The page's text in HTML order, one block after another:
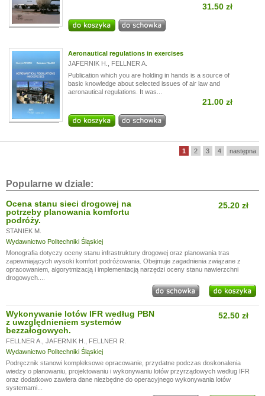
31.50 zł
Aeronautical regulations in exercises
JAFERNIK H.
FELLNER A.
Publication which you are holding in hands is a source of
basic knowledge about selected issues of air law and
aeronautical regulations. It was...
21.00 zł
1 2 3 4 następna
Popularne w dziale:
Ocena stanu sieci drogowej na
potrzeby planowania komfortu
podróży.
STANIEK M.
Wydawnictwo Politechniki Śląskiej
25.20 zł
Monografia dotyczy oceny stanu infrastruktury drogowej oraz planowania tras
zapewniających wysoki komfort podróżowania. Obejmuje zagadnienia związane z
opracowaniem, algorytmizacją i implementacją narzędzi oceny stanu nawierzchni
drogowych....
Wykonywanie lotów IFR według PBN
z uwzględnieniem systemów
bezzałogowych.
FELLNER A. JAFERNIK H.
FELLNER R.
Wydawnictwo Politechniki Śląskiej
52.50 zł
Podręcznik stanowi kompleksowe opracowanie, przydatne podczas doskonalenia
wiedzy o planowaniu, projektowaniu i wykonywaniu lotów przyrządowych według IFR
oraz dodatkowo zawiera dane niezbędne do operacyjnego wykonywania lotów
systemami...